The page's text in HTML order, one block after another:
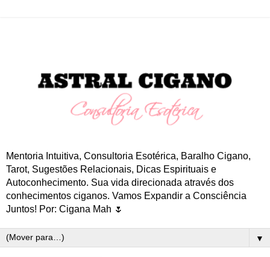
Mentoria Intuitiva, Consultoria Esotérica, Baralho Cigano,
Tarot, Sugestões Relacionais, Dicas Espirituais e
Autoconhecimento. Sua vida direcionada através dos
conhecimentos ciganos. Vamos Expandir a Consciência
Juntos! Por: Cigana Mah 🌷
▼